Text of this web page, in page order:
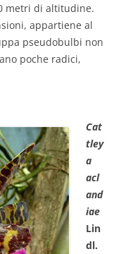
metri di altitudine.
appartiene al
pseudobulbi non
poche radici,
Cat
tley
a
acl
and
iae
Lin
dl.